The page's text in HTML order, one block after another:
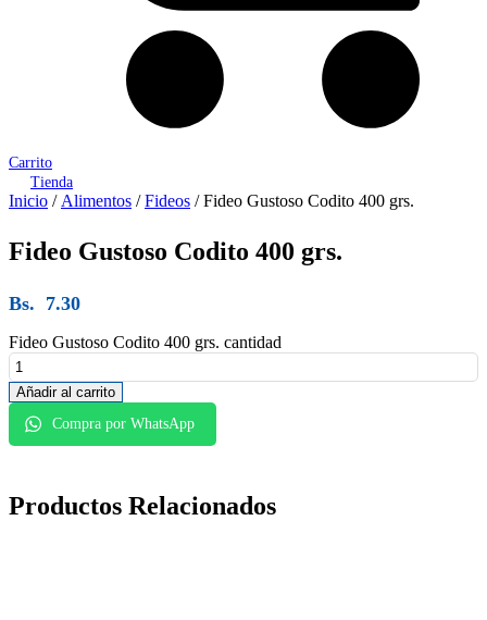
Carrito
Tienda
Inicio / Alimentos /Fideos / Fideo Gustoso Codito 400 grs.
Fideo Gustoso Codito 400 grs.
Bs. 7.30
Fideo Gustoso Codito 400 grs. cantidad
Añadir al carrito
Compra por WhatsApp
Productos Relacionados